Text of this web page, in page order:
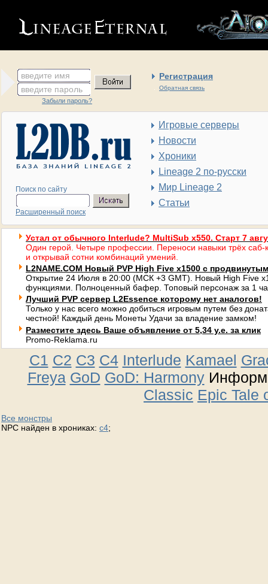
введите имя Регистрация
Обратная связь
введите пароль
Забыли пароль?
Поиск по сайту
Расширенный поиск
Игровые серверы
Новости
Хроники
Lineage 2 по-русски
Мир Lineage 2
Статьи
Устал от обычного Interlude? MultiSub x550. Старт 7
Один герой. Четыре профессии. Переноси навыки трёх саб-
и открывай сотни комбинаций умений.
L2NAME.COM Новый PVP High Five x1500 с
Открытие 24 Июля в 20:00 (МСК +3 GMT). Новый High Five
функциями. Полноценный бафер. Топовый персонаж за 1
Лучший PVP сервер L2Essence которому нет аналогов!
Только у нас всего можно добиться игровым путем без
честной! Каждый день Монеты Удачи за владение замком!
Разместите здесь Ваше объявление от 5,34 у.е. за клик
Promo-Reklama.ru
C1 C2 C3 C4 Interlude Kamael
Freya GoD GoD: Harmony
Classic Epic Tale
Все монстры
NPC найден в хрониках: c4;